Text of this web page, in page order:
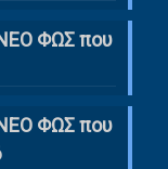
ΦΩΣ που
ΦΩΣ που